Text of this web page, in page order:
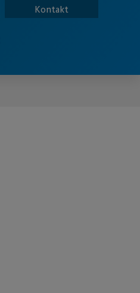
Kontakt